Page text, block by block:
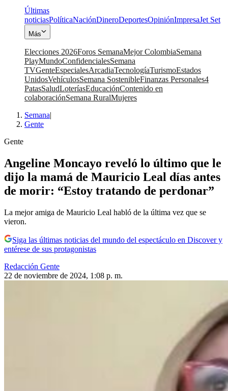
Últimas
noticiasPolíticaNaciónDineroDeportesOpiniónImpresaJet Set
Más
Elecciones 2026Foros SemanaMejor ColombiaSemana
PlayMundoConfidencialesSemana
TVGenteEspecialesArcadiaTecnologíaTurismoEstados
UnidosVehículosSemana SostenibleFinanzas Personales4
PatasSaludLoteríasEducaciónContenido en
colaboraciónSemana RuralMujeres
Semana|
Gente
Gente
Angeline Moncayo reveló lo último que le
dijo la mamá de Mauricio Leal días antes
de morir: “Estoy tratando de perdonar”
La mejor amiga de Mauricio Leal habló de la última vez que se
vieron.
Siga las últimas noticias del mundo del espectáculo en Discover y
entérese de sus protagonistas
Redacción Gente
22 de noviembre de 2024, 1:08 p. m.